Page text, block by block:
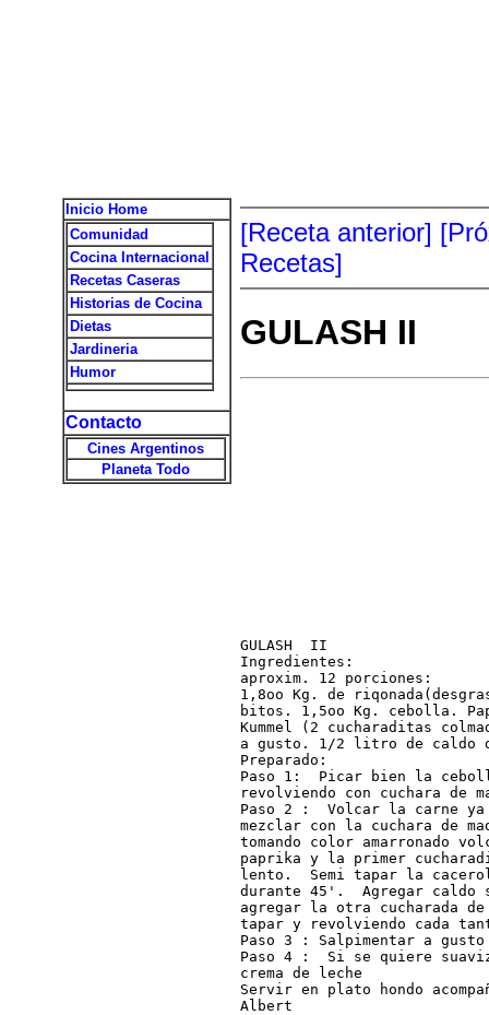
Inicio Home
Comunidad
Cocina Internacional
Recetas Caseras
Historias de Cocina
Dietas
Jardineria
Humor
Contacto
Cines Argentinos
Planeta Todo
[Receta anterior]
Recetas]
GULASH II
GULASH  II
Ingredientes:
aproxim. 12 porciones:
1,8oo Kg. de
bitos. 1,5oo Kg. cebolla.
Kummel (2 cucharaditas
a gusto. 1/2 litro de caldo
Preparado:
Paso 1:  Picar bien la
revolviendo con cuchara de
Paso 2 :  Volcar la carne ya
mezclar con la cuchara de
tomando color amarronado
paprika y la primer
lento.  Semi tapar la
durante 45'.  Agregar caldo
agregar la otra cucharada
tapar y revolviendo cada
Paso 3 : Salpimentar a gusto
Paso 4 :  Si se quiere
crema de leche
Servir en plato hondo
Albert